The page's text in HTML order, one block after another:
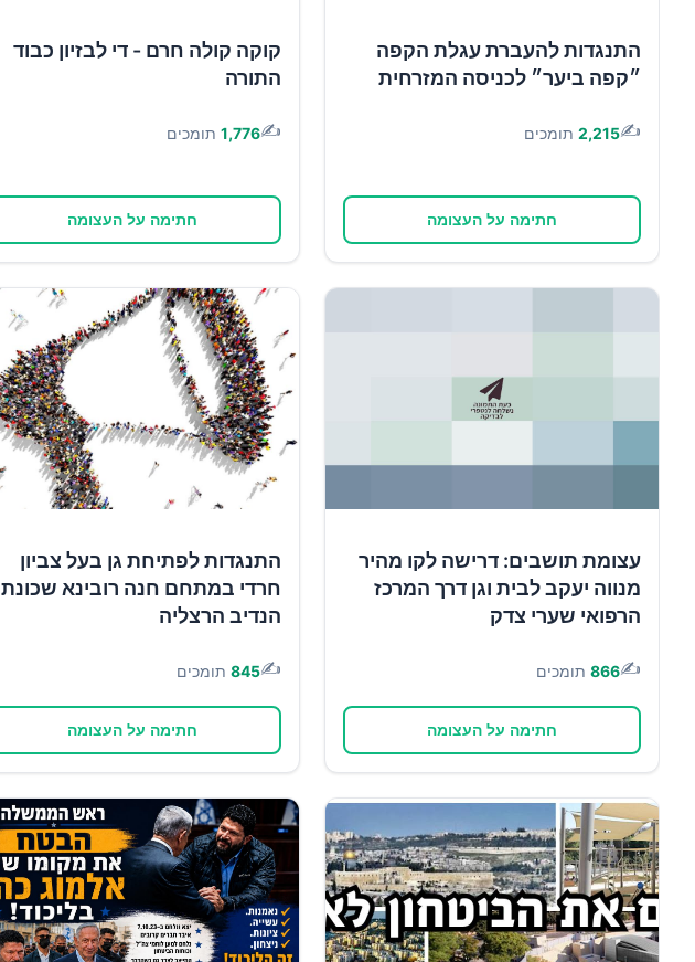
התנגדות להעברת עגלת הקפה
״קפה ביער״ לכניסה המזרחית
✍️
2,215 תומכים
חתימה על העצומה
קוקה קולה חרם - די לבזיון כבוד
התורה
✍️
1,776 תומכים
חתימה על העצומה
עצומת תושבים: דרישה לקו מהיר
מנווה יעקב לבית וגן דרך המרכז
הרפואי שערי צדק
✍️
866 תומכים
חתימה על העצומה
התנגדות לפתיחת גן בעל צביון
חרדי במתחם חנה רובינא שכונת
הנדיב הרצליה
✍️
845 תומכים
חתימה על העצומה